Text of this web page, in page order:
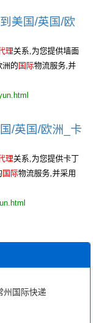
美国/英国/欧
理关系,为您提供墙面
洲的 国际物流服务,并
/英国/欧洲_卡
理关系,为您提供卡丁
国际物流服务,并采用
州国际快递